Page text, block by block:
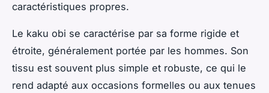
caractéristiques propres.
Le kaku obi se caractérise par sa forme rigide et
étroite, généralement portée par les hommes. Son
tissu est souvent plus simple et robuste, ce qui le
rend adapté aux occasions formelles ou aux tenues